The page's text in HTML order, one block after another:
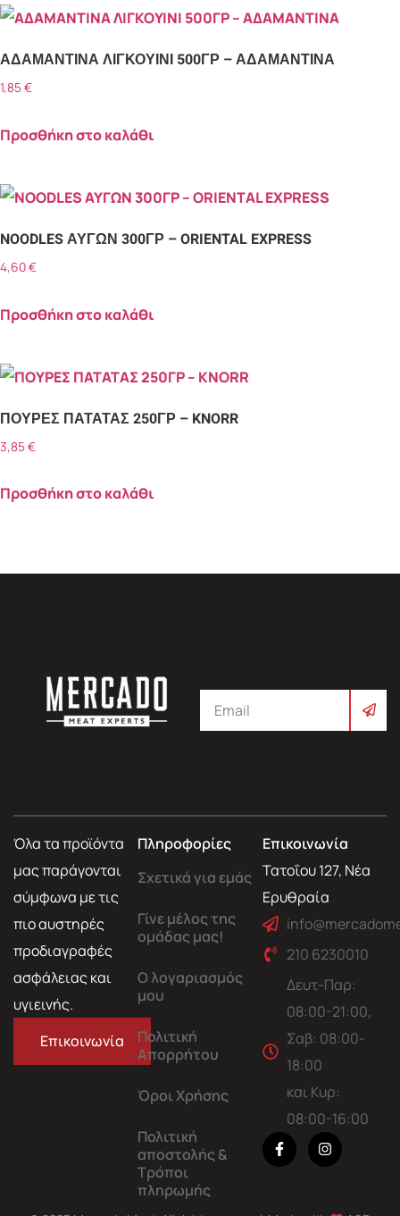
ΑΔΑΜΑΝΤΙΝΑ ΛΙΓΚΟΥΙΝΙ 500ΓΡ – ΑΔΑΜΑΝΤΙΝΑ
1,85€
Προσθήκη στο καλάθι
NOODLES ΑΥΓΩΝ 300ΓΡ – ORIENTAL EXPRESS
4,60€
Προσθήκη στο καλάθι
ΠΟΥΡΕΣ ΠΑΤΑΤΑΣ 250ΓΡ – KNORR
3,85€
Προσθήκη στο καλάθι
Όλα τα προϊόντα
μας παράγονται
σύμφωνα με τις
πιο αυστηρές
προδιαγραφές
ασφάλειας και
υγιεινής.
Επικοινωνία
Πληροφορίες
Σχετικά για εμάς
Γίνε μέλος της
ομάδας μας!
Ο λογαριασμός
μου
Πολιτική
Απορρήτου
Όροι Χρήσης
Πολιτική
αποστολής &
Τρόποι
πληρωμής
Επικοινωνία
Τατοΐου 127, Νέα
Ερυθραία
210 6230010
Δευτ-Παρ:
08:00-21:00,
Σαβ: 08:00-
18:00
και Κυρ:
08:00-16:00